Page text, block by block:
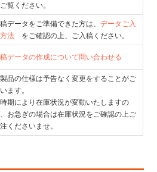
覧ください。
稿データをご準備できた方は、データご入
法 をご確認の上、ご入稿ください。
稿データの作成について問い合わせる
品の仕様は予告なく変更をすることがご
ます。
期により在庫状況が変動いたしますの
お急ぎの場合は在庫状況をご確認の上ご
くださいませ。